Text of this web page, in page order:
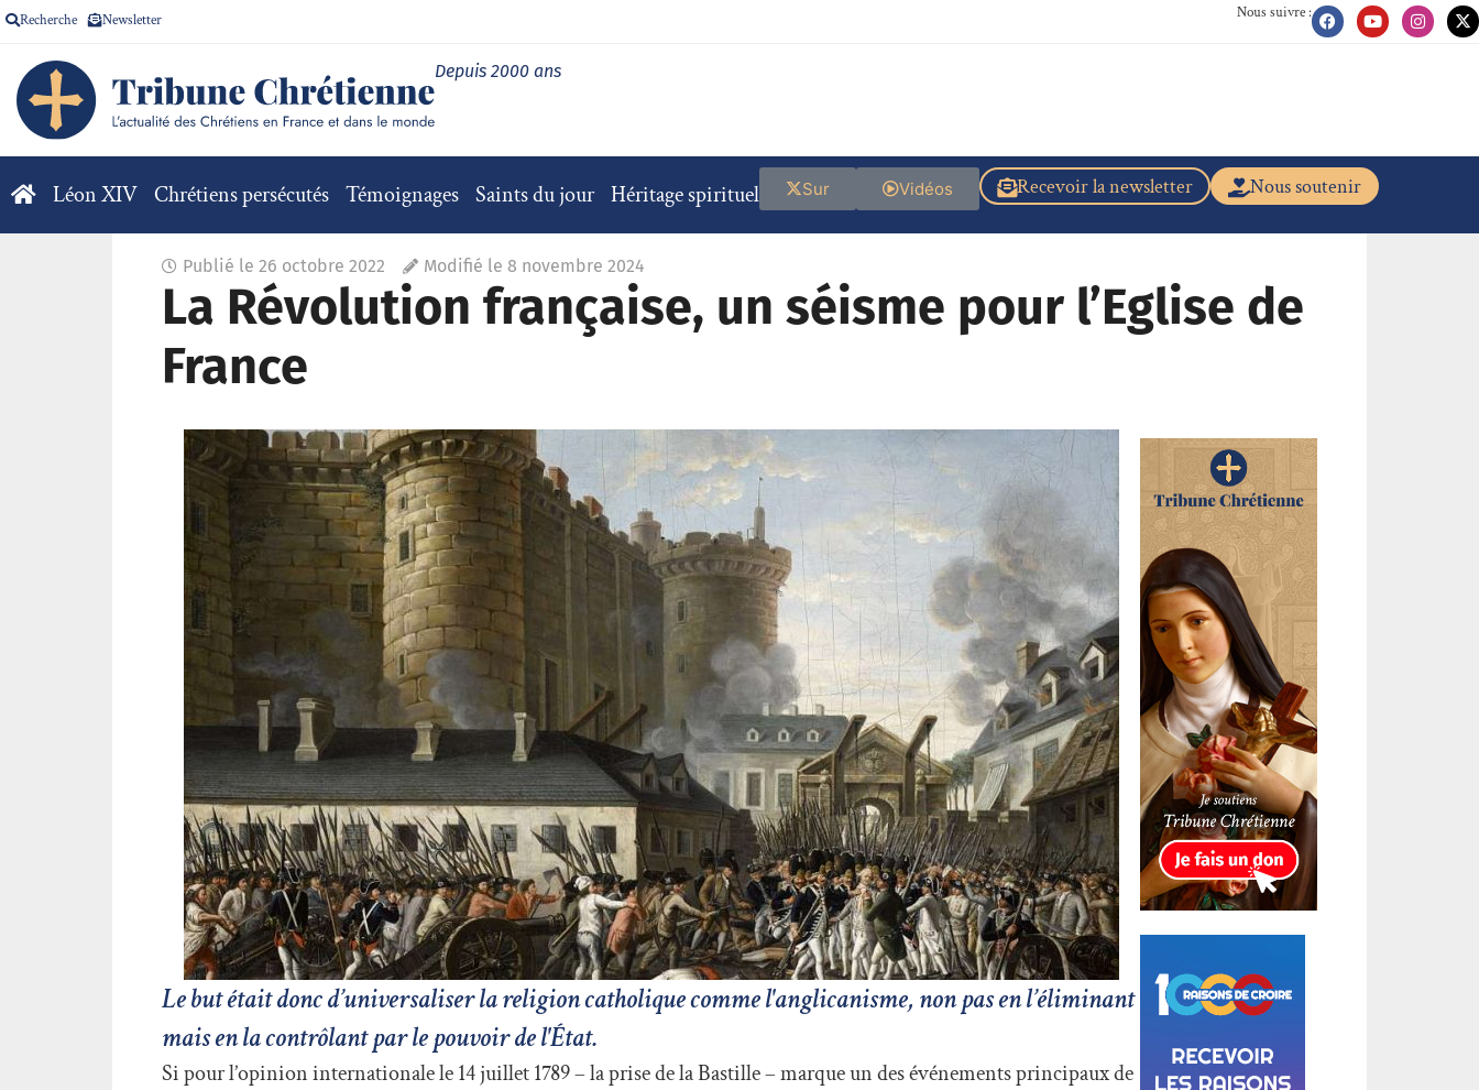
Recherche Newsletter Nous suivre :
Depuis 2000 ans
Léon XIV Chrétiens persécutés Témoignages Saints du jour Héritage spirituel Nous soutenir
Recevoir la newsletter
Vidéos
Sur
Publié le 26 octobre 2022 Modifié le 8 novembre 2024
La Révolution française, un séisme pour l’Eglise de
France
Le but était donc d’universaliser la religion catholique comme l'anglicanisme, non pas en l’éliminant
mais en la contrôlant par le pouvoir de l'État.
Si pour l’opinion internationale le 14 juillet 1789 – la prise de la Bastille – marque un des événements principaux de